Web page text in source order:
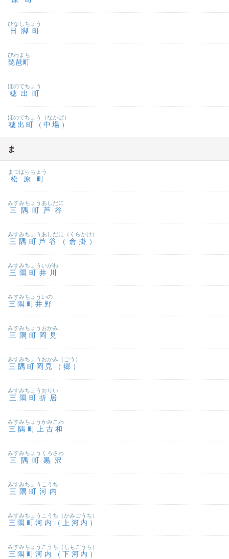
日脚町
ひなしちょう
琵琶町
びわまち
穂出町
ほのでちょう
穂出町（中場）
ほのでちょう（なかば）
ま
松原町
まつばらちょう
三隅町芦谷
みすみちょうあしだに
三隅町芦谷（倉掛）
みすみちょうあしだに（くらかけ）
三隅町井川
みすみちょういがわ
三隅町井野
みすみちょういの
三隅町岡見
みすみちょうおかみ
三隅町岡見（郷）
みすみちょうおかみ（ごう）
三隅町折居
みすみちょうおりい
三隅町上古和
みすみちょうかみこわ
三隅町黒沢
みすみちょうくろさわ
三隅町河内
みすみちょうこうち
三隅町河内（上河内）
みすみちょうこうち（かみごうち）
三隅町河内（下河内）
みすみちょうこうち（しもごうち）